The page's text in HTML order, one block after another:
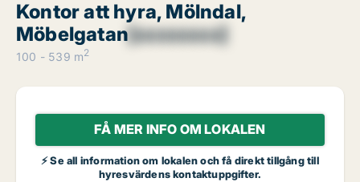
Kontor att hyra, Mölndal,
Möbelgatan[xxxxxxxx]
100 - 539 m2
FÅ MER INFO OM LOKALEN
⚡ Se all information om lokalen och få direkt tillgång till
hyresvärdens kontaktuppgifter.